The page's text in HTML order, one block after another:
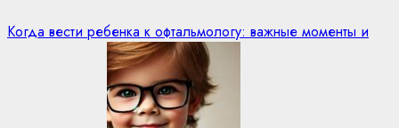
Когда вести ребенка к офтальмологу: важные моменты и